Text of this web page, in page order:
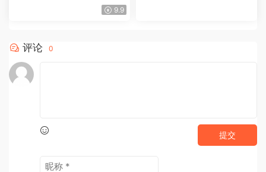
小白，切实提升办公能力
9.9
评论 0
提交